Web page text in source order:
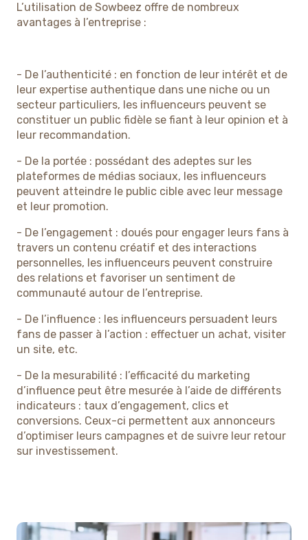
L’utilisation de Sowbeez offre de nombreux
avantages à l’entreprise :
- De l’authenticité : en fonction de leur intérêt et de
leur expertise authentique dans une niche ou un
secteur particuliers, les influenceurs peuvent se
constituer un public fidèle se fiant à leur opinion et à
leur recommandation.
- De la portée : possédant des adeptes sur les
plateformes de médias sociaux, les influenceurs
peuvent atteindre le public cible avec leur message
et leur promotion.
- De l’engagement : doués pour engager leurs fans à
travers un contenu créatif et des interactions
personnelles, les influenceurs peuvent construire
des relations et favoriser un sentiment de
communauté autour de l’entreprise.
- De l’influence : les influenceurs persuadent leurs
fans de passer à l’action : effectuer un achat, visiter
un site, etc.
- De la mesurabilité : l’efficacité du marketing
d’influence peut être mesurée à l’aide de différents
indicateurs : taux d’engagement, clics et
conversions. Ceux-ci permettent aux annonceurs
d’optimiser leurs campagnes et de suivre leur retour
sur investissement.